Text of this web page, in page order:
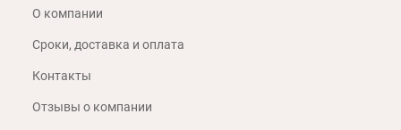
О компании
Сроки, доставка и оплата
Контакты
Отзывы о компании